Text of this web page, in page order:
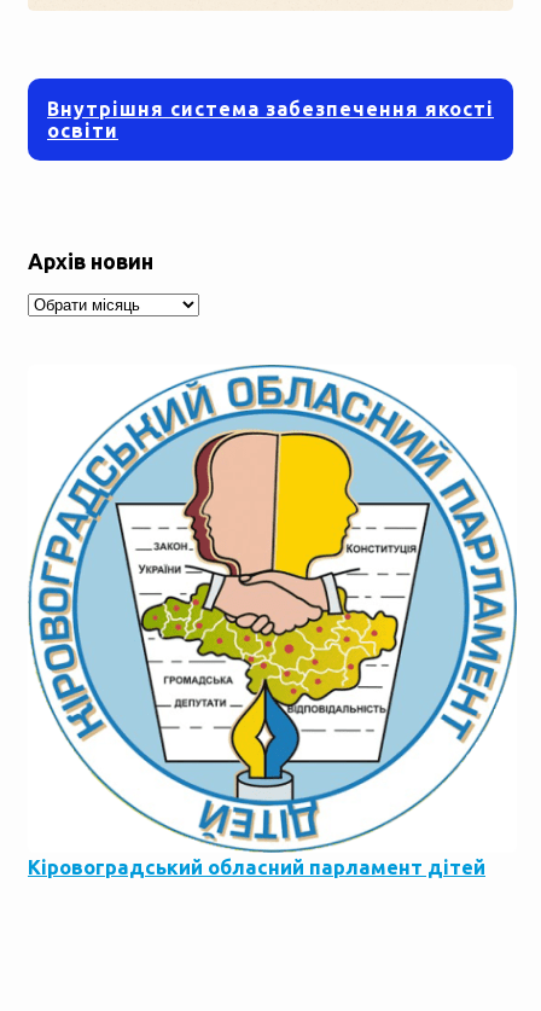
Внутрішня система забезпечення якості
освіти
Архів новин
Архів
новин
Кіровоградський обласний парламент дітей